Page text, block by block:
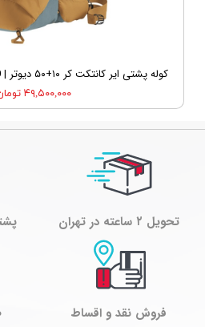
۴۹,۵۰۰,۰۰۰ تومان
تحویل ۲ ساعته در تهران
فروش نقد و اقساط